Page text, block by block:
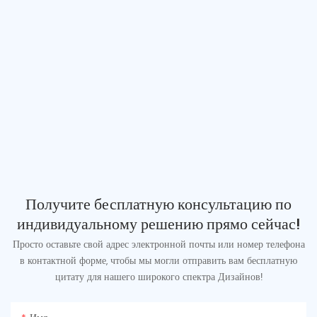
Получите бесплатную консультацию по
индивидуальному решению прямо сейчас!
Просто оставьте свой адрес электронной почты или номер телефона
в контактной форме, чтобы мы могли отправить вам бесплатную
цитату для нашего широкого спектра Дизайнов!